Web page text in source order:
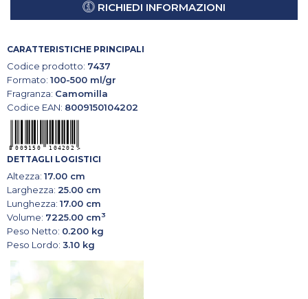
RICHIEDI INFORMAZIONI
CARATTERISTICHE PRINCIPALI
Codice prodotto: 7437
Formato: 100-500 ml/gr
Fragranza: Camomilla
Codice EAN: 8009150104202
DETTAGLI LOGISTICI
Altezza: 17.00 cm
Larghezza: 25.00 cm
Lunghezza: 17.00 cm
Volume: 7225.00 cm3
Peso Netto: 0.200 kg
Peso Lordo: 3.10 kg